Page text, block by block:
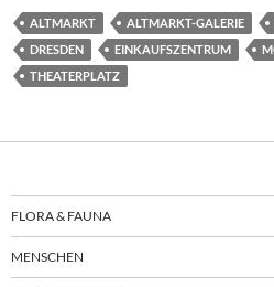
ALTMARKT ALTMARKT-GALERIE
DRESDEN
EINKAUFSZENTRUM
THEATERPLATZ
FLORA & FAUNA
MENSCHEN